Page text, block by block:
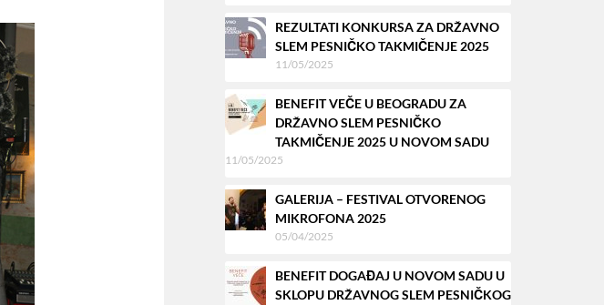
REZULTATI KONKURSA ZA DRŽAVNO
SLEM PESNIČKO TAKMIČENJE 2025
11/05/2025
BENEFIT VEČE U BEOGRADU ZA
DRŽAVNO SLEM PESNIČKO
TAKMIČENJE 2025 U NOVOM SADU
11/05/2025
GALERIJA – FESTIVAL OTVORENOG
MIKROFONA 2025
05/04/2025
BENEFIT DOGAĐAJ U NOVOM SADU U
SKLOPU DRŽAVNOG SLEM PESNIČKOG